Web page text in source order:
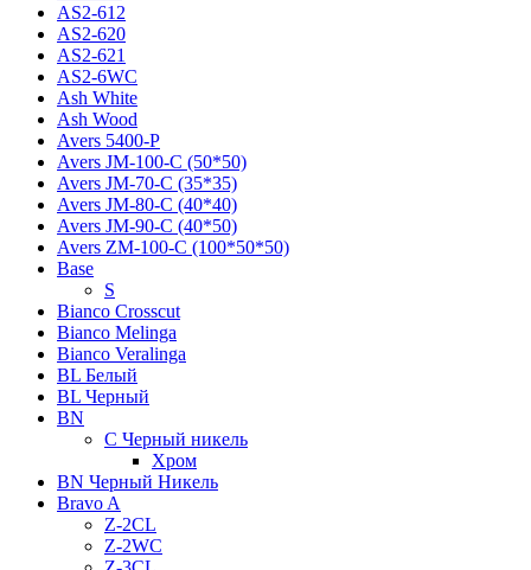
AS2-612
AS2-620
AS2-621
AS2-6WC
Ash White
Ash Wood
Avers 5400-P
Avers JМ-100-С (50*50)
Avers JМ-70-С (35*35)
Avers JМ-80-С (40*40)
Avers JМ-90-С (40*50)
Avers ZM-100-С (100*50*50)
Base
S
Bianco Crosscut
Bianco Melinga
Bianco Veralinga
BL Белый
BL Черный
BN
C Черный никель
Хром
BN Черный Никель
Bravo A
Z-2CL
Z-2WC